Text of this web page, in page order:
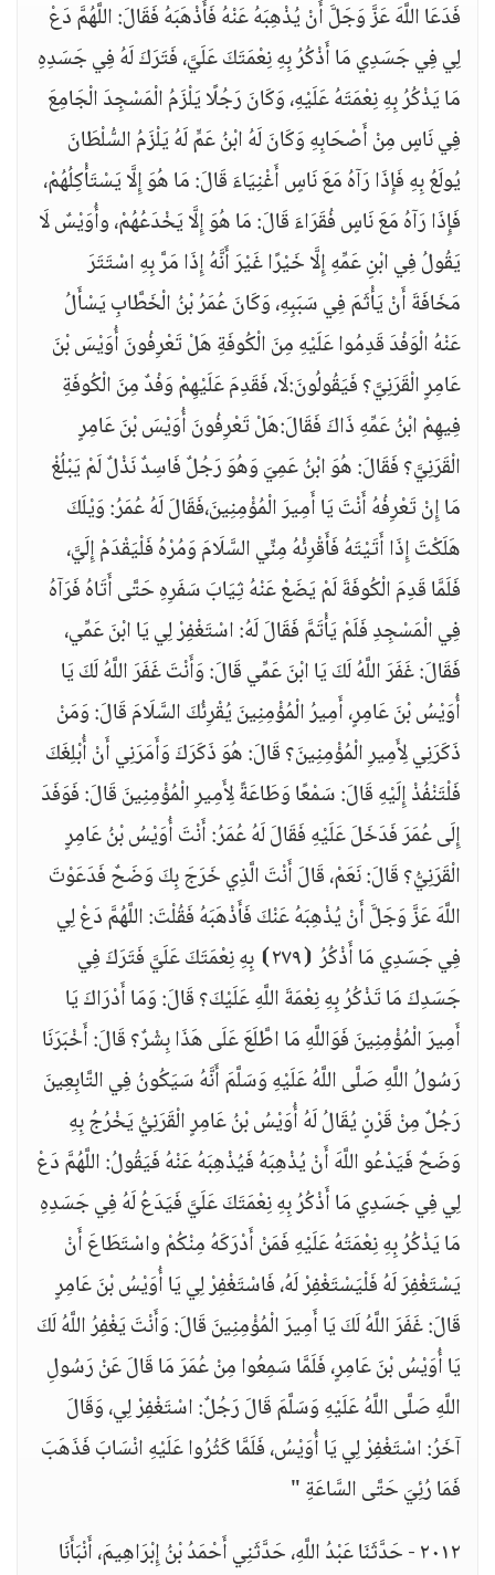
فَدَعَا اللَّهَ عَزَّ وَجَلَّ أَنْ يُذْهِبَهُ عَنْهُ فَأَذْهَبَهُ فَقَالَ: اللَّهُمَّ دَعْ
لِي فِي جَسَدِي مَا أَذْكُرُ بِهِ نِعْمَتَكَ عَلَيَّ، فَتَرَكَ لَهُ فِي جَسَدِهِ
مَا يَذْكُرُ بِهِ نِعْمَتَهُ عَلَيْهِ، وَكَانَ رَجُلًا يَلْزَمُ الْمَسْجِدَ الْجَامِعَ
فِي نَاسٍ مِنْ أَصْحَابِهِ وَكَانَ لَهُ ابْنُ عَمٍّ لَهُ يَلْزَمُ السُّلْطَانَ
يُولَعُ بِهِ فَإِذَا رَآهُ مَعَ نَاسٍ أَغْنِيَاءَ قَالَ: مَا هُوَ إِلَّا يَسْتَأْكِلُهُمْ،
فَإِذَا رَآهُ مَعَ نَاسٍ فُقَرَاءَ قَالَ: مَا هُوَ إِلَّا يَخْدَعُهُمْ، وأُوَيْسٌ لَا
يَقُولُ فِي ابْنِ عَمِّهِ إِلَّا خَيْرًا غَيْرَ أَنَّهُ إِذَا مَرَّ بِهِ اسْتَتَرَ
مَخَافَةَ أَنْ يَأْثَمَ فِي سَبَبِهِ، وَكَانَ عُمَرُ بْنُ الْخَطَّابِ يَسْأَلُ
عَنْهُ الْوَفْدَ قَدِمُوا عَلَيْهِ مِنَ الْكُوفَةِ هَلْ تَعْرِفُونَ أُوَيْسَ بْنَ
عَامِرٍ الْقَرَنِيَّ؟ فَيَقُولُونَ:لَا، فَقَدِمَ عَلَيْهِمْ وَفْدٌ مِنَ الْكُوفَةِ
فِيهِمْ ابْنُ عَمِّهِ ذَاكَ فَقَالَ:هَلْ تَعْرِفُونَ أُوَيْسَ بْنَ عَامِرٍ
الْقَرَنِيَّ؟ فَقَالَ: هُوَ ابْنُ عَمِيَ وَهُوَ رَجُلٌ فَاسِدٌ نَذْلٌ لَمْ يَبْلُغْ
مَا إِنْ تَعْرِفُهُ أَنْتَ يَا أَمِيرَ الْمُؤْمِنِينَ،فَقَالَ لَهُ عُمَرُ: وَيْلَكَ
هَلَكْتَ إِذَا أَتَيْتَهُ فَأَقْرِئْهُ مِنِّي السَّلَامَ وَمُرْهُ فَلْيَقْدَمْ إِلَيَّ،
فَلَمَّا قَدِمَ الْكُوفَةَ لَمْ يَضَعْ عَنْهُ ثِيَابَ سَفَرِهِ حَتَّى أَتَاهُ فَرَآهُ
فِي الْمَسْجِدِ فَلَمْ يَأْتَمَّ فَقَالَ لَهُ: اسْتَغْفِرْ لِي يَا ابْنَ عَمِّي،
فَقَالَ: غَفَرَ اللَّهُ لَكَ يَا ابْنَ عَمِّي قَالَ: وَأَنْتَ غَفَرَ اللَّهُ لَكَ يَا
أُوَيْسُ بْنَ عَامِرٍ، أَمِيرُ الْمُؤْمِنِينَ يُقْرِئُكَ السَّلَامَ قَالَ: وَمَنْ
ذَكَرَنِي لِأَمِيرِ الْمُؤْمِنِينَ؟ قَالَ: هُوَ ذَكَرَكَ وَأَمَرَنِي أَنْ أُبْلِغَكَ
فَلْتَنْفُذْ إِلَيْهِ قَالَ: سَمْعًا وَطَاعَةً لِأَمِيرِ الْمُؤْمِنِينَ قَالَ: فَوَفَدَ
إِلَى عُمَرَ فَدَخَلَ عَلَيْهِ فَقَالَ لَهُ عُمَرُ: أَنْتَ أُوَيْسُ بْنُ عَامِرٍ
الْقَرَنِيُّ؟ قَالَ: نَعَمْ، قَالَ أَنْتَ الَّذِي خَرَجَ بِكَ وَضَحٌ فَدَعَوْتَ
اللَّهَ عَزَّ وَجَلَّ أَنْ يُذْهِبَهُ عَنْكَ فَأَذْهَبَهُ فَقُلْتَ: اللَّهُمَّ دَعْ لِي
فِي جَسَدِي مَا أَذْكُرُ ⦗٢٧٩⦘ بِهِ نِعْمَتَكَ عَلَيَّ فَتَرَكَ فِي
جَسَدِكَ مَا تَذْكُرُ بِهِ نِعْمَةَ اللَّهِ عَلَيْكَ؟ قَالَ: وَمَا أَدْرَاكَ يَا
أَمِيرَ الْمُؤْمِنِينَ فَوَاللَّهِ مَا اطَّلَعَ عَلَى هَذَا بِشْرٌ؟ قَالَ: أَخْبَرَنَا
رَسُولُ اللَّهِ صَلَّى اللَّهُ عَلَيْهِ وَسَلَّمَ أَنَّهُ سَيَكُونُ فِي التَّابِعِينَ
رَجُلٌ مِنْ قَرْنٍ يُقَالُ لَهُ أُوَيْسُ بْنُ عَامِرٍ الْقَرَنِيُّ يَخْرُجُ بِهِ
وَضَحٌ فَيَدْعُو اللَّهَ أَنْ يُذْهِبَهُ فَيُذْهِبَهُ عَنْهُ فَيَقُولُ: اللَّهُمَّ دَعْ
لِي فِي جَسَدِي مَا أَذْكُرُ بِهِ نِعْمَتَكَ عَلَيَّ فَيَدَعُ لَهُ فِي جَسَدِهِ
مَا يَذْكُرُ بِهِ نِعْمَتَهُ عَلَيْهِ فَمَنْ أَدْرَكَهُ مِنْكُمْ واسْتَطَاعَ أَنْ
يَسْتَغْفِرَ لَهُ فَلْيَسْتَغْفِرْ لَهُ، فَاسْتَغْفِرْ لِي يَا أُوَيْسُ بْنَ عَامِرٍ
قَالَ: غَفَرَ اللَّهُ لَكَ يَا أَمِيرَ الْمُؤْمِنِينَ قَالَ: وَأَنْتَ يَغْفِرُ اللَّهُ لَكَ
يَا أُوَيْسُ بْنَ عَامِرٍ، فَلَمَّا سَمِعُوا مِنْ عُمَرَ مَا قَالَ عَنْ رَسُولِ
اللَّهِ صَلَّى اللَّهُ عَلَيْهِ وَسَلَّمَ قَالَ رَجُلٌ: اسْتَغْفِرْ لِي، وَقَالَ
آخَرُ: اسْتَغْفِرْ لِي يَا أُوَيْسُ، فَلَمَّا كَثُرُوا عَلَيْهِ انْسَابَ فَذَهَبَ
فَمَا رُئِيَ حَتَّى السَّاعَةِ "
٢٠١٢ - حَدَّثَنَا عَبْدُ اللَّهِ، حَدَّثَنِي أَحْمَدُ بْنُ إِبْرَاهِيمَ، أَنْبَأَنَا